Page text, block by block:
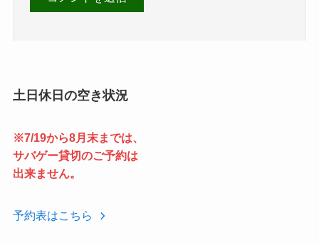
土日休日の空き状況
※7/19から8月末までは、
サバゲー貸切のご予約は
出来ません。
予約表はこちら